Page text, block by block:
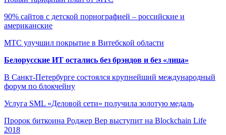
90% сайтов с детской порнографией – российские и
американские
МТС улучшил покрытие в Витебской области
Белорусские ИТ остались без брэндов и без «лица»
В Санкт-Петербурге состоялся крупнейший международный
форум по блокчейну
Услуга SML «Деловой сети» получила золотую медаль
Пророк биткоина Роджер Вер выступит на Blockchain Life
2018